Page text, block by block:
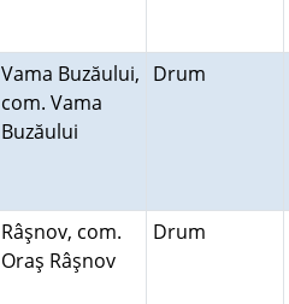
Vama Buzăului,
com. Vama
Buzăului
Drum
Râşnov, com.
Oraş Râşnov
Drum